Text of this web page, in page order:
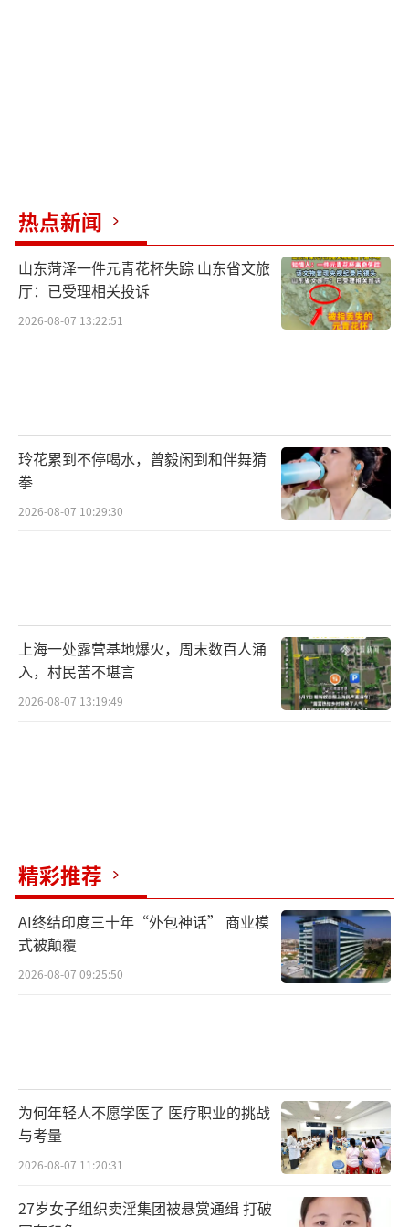
热点新闻
山东菏泽一件元青花杯失踪 山东省文旅
厅：已受理相关投诉
2026-08-07 13:22:51
玲花累到不停喝水，曾毅闲到和伴舞猜
拳
2026-08-07 10:29:30
上海一处露营基地爆火，周末数百人涌
入，村民苦不堪言
2026-08-07 13:19:49
精彩推荐
AI终结印度三十年“外包神话” 商业模
式被颠覆
2026-08-07 09:25:50
为何年轻人不愿学医了 医疗职业的挑战
与考量
2026-08-07 11:20:31
27岁女子组织卖淫集团被悬赏通缉 打破